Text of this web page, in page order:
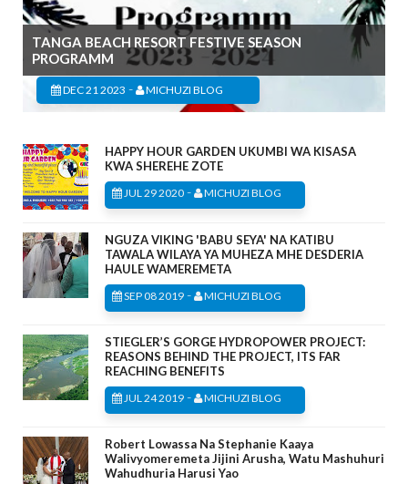
TANGA BEACH RESORT FESTIVE SEASON
PROGRAMM
DEC 21 2023 - MICHUZI BLOG
HAPPY HOUR GARDEN UKUMBI WA KISASA
KWA SHEREHE ZOTE
JUL 29 2020 - MICHUZI BLOG
NGUZA VIKING 'BABU SEYA' NA KATIBU
TAWALA WILAYA YA MUHEZA MHE DESDERIA
HAULE WAMEREMETA
SEP 08 2019 - MICHUZI BLOG
STIEGLER’S GORGE HYDROPOWER PROJECT:
REASONS BEHIND THE PROJECT, ITS FAR
REACHING BENEFITS
JUL 24 2019 - MICHUZI BLOG
Robert Lowassa Na Stephanie Kaaya
Walivyomeremeta Jijini Arusha, Watu Mashuhuri
Wahudhuria Harusi Yao